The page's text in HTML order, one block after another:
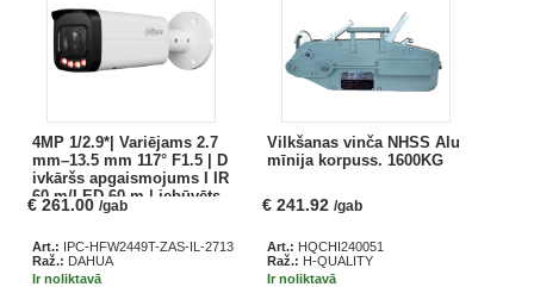
4MP 1/2.9*| Variējams 2.7
mm–13.5 mm 117° F1.5 | D
ivkāršs apgaismojums I IR
60 m/LED 60 m | iebūvēts
mikrofons | H.264+/H.265+
kamera
€ 261.00 /gab
Art.: IPC-HFW2449T-ZAS-IL-27135
Raž.: DAHUA
Ir noliktavā
Vilkšanas vinča NHSS Alu
mīnija korpuss. 1600KG
€ 241.92 /gab
Art.: HQCHI240051
Raž.: H-QUALITY
Ir noliktavā